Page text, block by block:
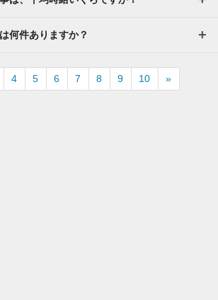
何件ありますか？
4 5 6 7 8 9 10 »Next